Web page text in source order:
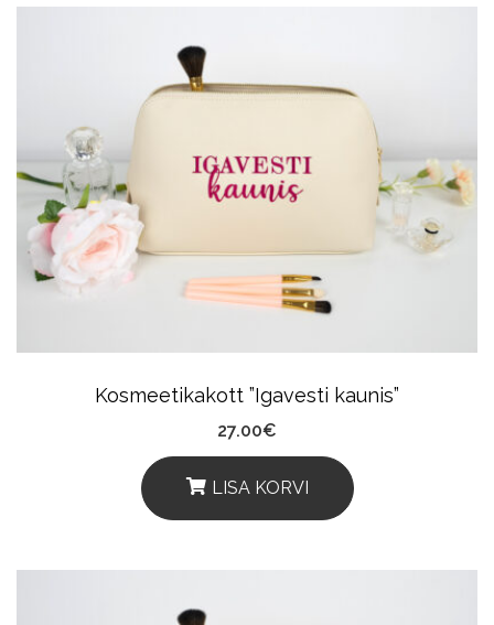
Variants.
Options
May
Chosen
On
Product
Kosmeetikakott ”Igavesti kaunis”
27.00€
LISA KORVI